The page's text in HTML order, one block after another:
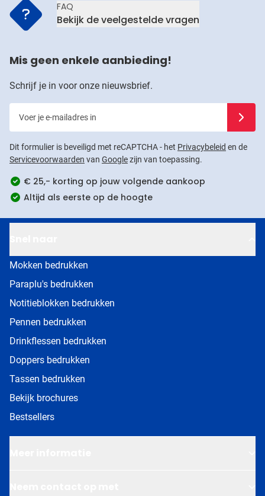
FAQ
Bekijk de veelgestelde vragen
Mis geen enkele aanbieding!
Schrijf je in voor onze nieuwsbrief.
Dit formulier is beveiligd met reCAPTCHA - het Privacybeleid en de
Servicevoorwaarden van Googlezijn van toepassing.
€ 25,- korting op jouw volgende aankoop
Altijd als eerste op de hoogte
Mokken bedrukken
Paraplu's bedrukken
Notitieblokken bedrukken
Pennen bedrukken
Drinkflessen bedrukken
Doppers bedrukken
Tassen bedrukken
Bekijk brochures
Bestsellers